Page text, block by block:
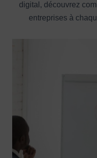
digital, découvrez
entreprises à
Formation
Occitanie –